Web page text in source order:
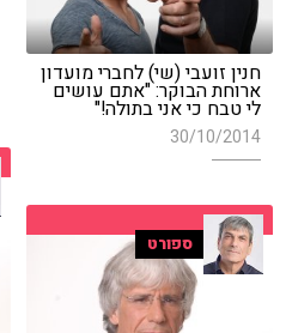
חנין זועבי (שי) לחברי מועדון
ארוחת הבוקר: "אתם עושים
לי טבח כי אני בתולה!"
30/10/2014
ספורט